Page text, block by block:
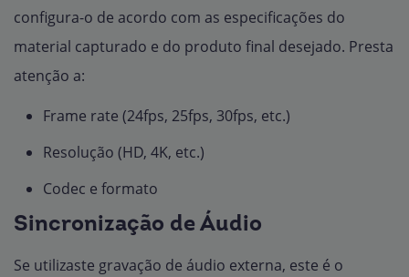
configura-o de acordo com as especificações do
material capturado e do produto final desejado. Presta
atenção a:
Frame rate (24fps, 25fps, 30fps, etc.)
Resolução (HD, 4K, etc.)
Codec e formato
Sincronização de Áudio
Se utilizaste gravação de áudio externa, este é o